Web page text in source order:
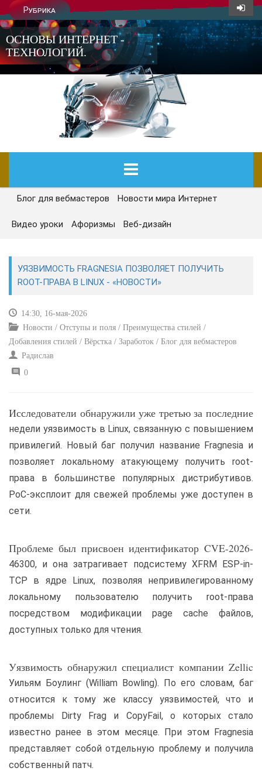
Рубрика
ОСНОВЫ ИНТЕРНЕТ -
ТЕХНОЛОГИЙ.
ГЛАВНАЯ
СЕГОДНЯ
РЕМОНТ И СОВЕТЫ
ИНТЕРНЕТ И СВЯЗЬ
УЧЕБНИК CSS
Блог для вебмастеров Новости мира Интернет
Видео уроки Афоризмы Веб-дизайн
УЯЗВИМОСТЬ FRAGNESIA ПОЗВОЛЯЕТ ПОЛУЧИТЬ
ROOT-ПРАВА В LINUX - «НОВОСТИ»
14:30, 16-мая-2026
Новости / Отступы и поля / Преимущества стилей /
Добавления стилей / Вёрстка / Заработок / Блог для вебмастеров
Радислав
0
Исследователи обнаружили уже третью за последние
недели уязвимость в Linux, связанную с повышением
привилегий. Новый баг получил название Fragnesia и
позволяет локальному атакующему получить root-
права в большинстве популярных дистрибутивов.
PoC-эксплоит для свежей проблемы уже доступен в
сети.
Проблеме был присвоен идентификатор CVE-2026-
46300, и она затрагивает подсистему XFRM ESP-in-
TCP в ядре Linux, позволяя непривилегированному
локальному пользователю получить root-права
посредством модификации page cache файлов,
доступных только для чтения.
Уязвимость обнаружил специалист компании Zellic
Уильям Боулинг (William Bowling). По его словам, баг
относится к тому же классу уязвимостей, что и
проблемы Dirty Frag и CopyFail, о которых стало
известно ранее в этом месяце. При этом Fragnesia
представляет собой отдельную проблему и получила
собственный патч.